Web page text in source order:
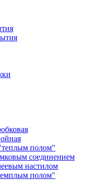
полом"
соединением
настилом
полом"